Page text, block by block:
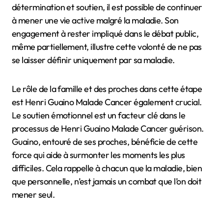
détermination et soutien, il est possible de continuer
à mener une vie active malgré la maladie. Son
engagement à rester impliqué dans le débat public,
même partiellement, illustre cette volonté de ne pas
se laisser définir uniquement par sa maladie.
Le rôle de la famille et des proches dans cette étape
est Henri Guaino Malade Cancer également crucial.
Le soutien émotionnel est un facteur clé dans le
processus de Henri Guaino Malade Cancer guérison.
Guaino, entouré de ses proches, bénéficie de cette
force qui aide à surmonter les moments les plus
difficiles. Cela rappelle à chacun que la maladie, bien
que personnelle, n’est jamais un combat que l’on doit
mener seul.